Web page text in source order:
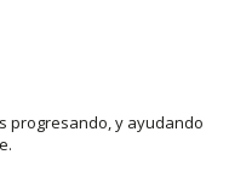
progresando, y ayudando